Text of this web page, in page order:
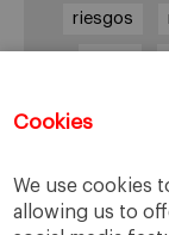
Cookies
We use cookies
allowing us to
riesgos